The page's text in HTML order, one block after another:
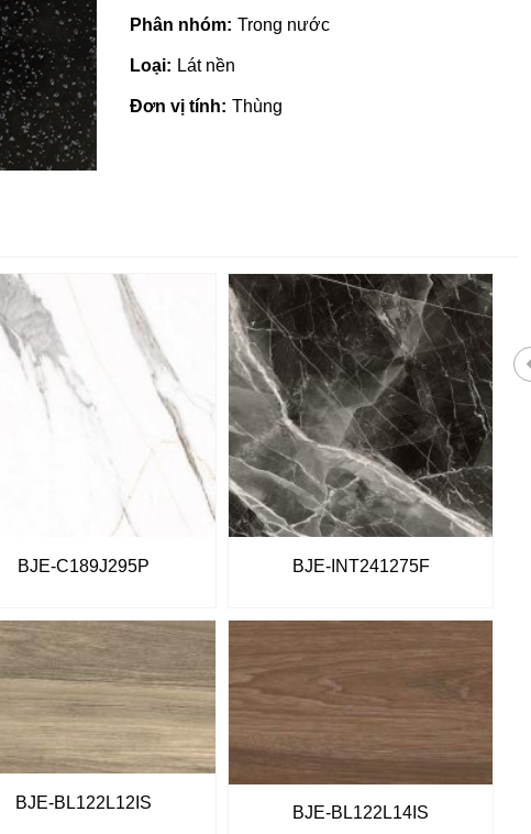
Phân nhóm: Trong nước
Loại: Lát nền
Đơn vị tính: Thùng
BJE-C189J295P BJE-INT241275F
BJE-BL122L12IS
BJE-BL122L14IS
Giá vật liệu xây dựng tại Quảng
Ngãi | Cập nhật mới nhất 2022